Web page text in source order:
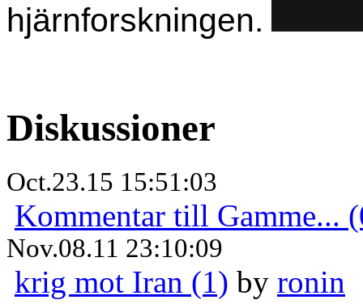
hjärnforskningen.
Diskussioner
Oct.23.15 15:51:03
Kommentar till Gamme...
Nov.08.11 23:10:09
krig mot Iran (1) by ronin